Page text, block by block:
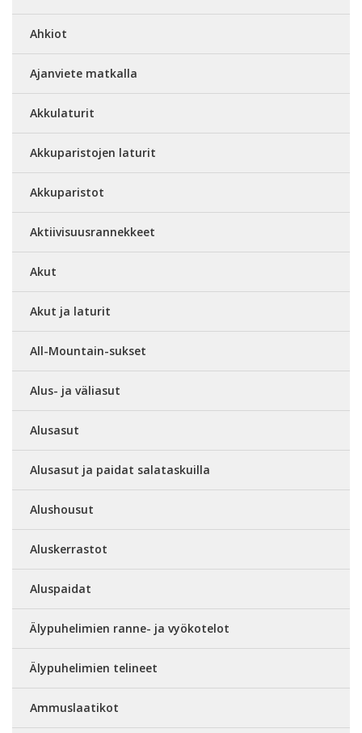
Ahkiot
Ajanviete matkalla
Akkulaturit
Akkuparistojen laturit
Akkuparistot
Aktiivisuusrannekkeet
Akut
Akut ja laturit
All-Mountain-sukset
Alus- ja väliasut
Alusasut
Alusasut ja paidat salataskuilla
Alushousut
Aluskerrastot
Aluspaidat
Älypuhelimien ranne- ja vyökotelot
Älypuhelimien telineet
Ammuslaatikot